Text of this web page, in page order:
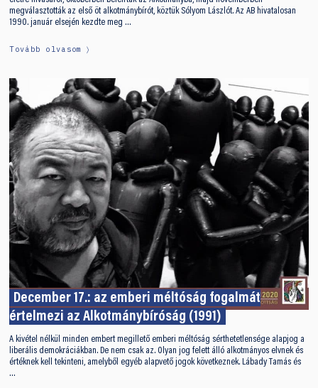
megválasztották az első öt alkotmánybírót, köztük Sólyom Lászlót. Az AB hivatalosan
1990. január elsején kezdte meg …
Tovább olvasom
December 17.: az emberi méltóság fogalmát
értelmezi az Alkotmánybíróság (1991)
A kivétel nélkül minden embert megillető emberi méltóság sérthetetlensége alapjog a
liberális demokráciákban. De nem csak az. Olyan jog felett álló alkotmányos elvnek és
értéknek kell tekinteni, amelyből egyéb alapvető jogok következnek. Lábady Tamás és
…